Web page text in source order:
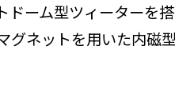
ーム型ツィーターを搭
ネットを用いた内磁型